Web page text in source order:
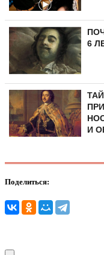
6
И
Поделиться: